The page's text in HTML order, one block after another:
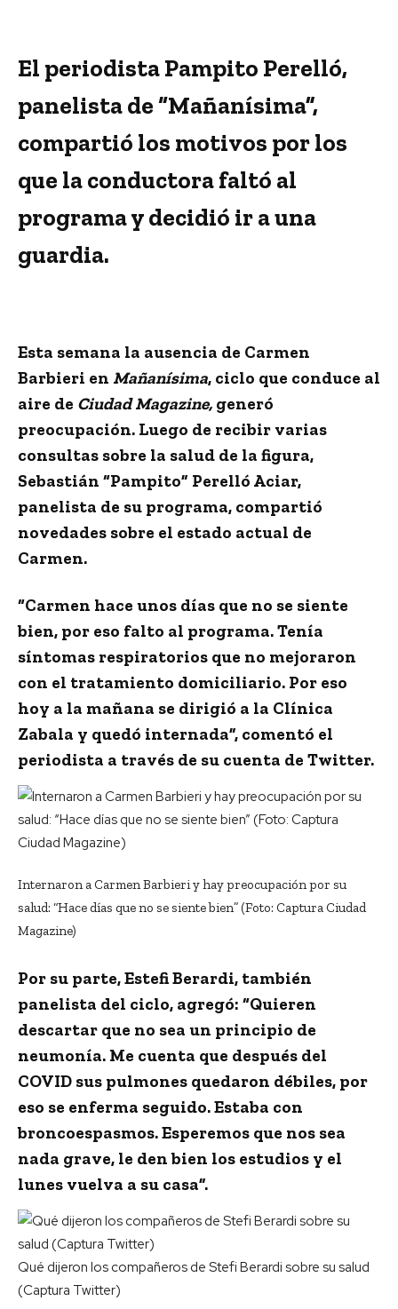
El periodista Pampito Perelló,
panelista de “Mañanísima”,
compartió los motivos por los
que la conductora faltó al
programa y decidió ir a una
guardia.
Esta semana la ausencia de Carmen
Barbieri en Mañanísima, ciclo que conduce al
aire de Ciudad Magazine, generó
preocupación. Luego de recibir varias
consultas sobre la salud de la figura,
Sebastián “Pampito” Perelló Aciar,
panelista de su programa, compartió
novedades sobre el estado actual de
Carmen.
“Carmen hace unos días que no se siente
bien, por eso falto al programa. Tenía
síntomas respiratorios que no mejoraron
con el tratamiento domiciliario. Por eso
hoy a la mañana se dirigió a la Clínica
Zabala y quedó internada”, comentó el
periodista a través de su cuenta de Twitter.
Internaron a Carmen Barbieri y hay preocupación por su
salud: “Hace días que no se siente bien” (Foto: Captura Ciudad
Magazine)
Por su parte, Estefi Berardi, también
panelista del ciclo, agregó: “Quieren
descartar que no sea un principio de
neumonía. Me cuenta que después del
COVID sus pulmones quedaron débiles, por
eso se enferma seguido. Estaba con
broncoespasmos. Esperemos que nos sea
nada grave, le den bien los estudios y el
lunes vuelva a su casa”.
Qué dijeron los compañeros de Stefi Berardi sobre su salud
(Captura Twitter)